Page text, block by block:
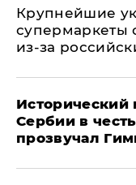
Крупнейшие
супермаркеты
из-за
Исторический
Сербии в
прозвучал